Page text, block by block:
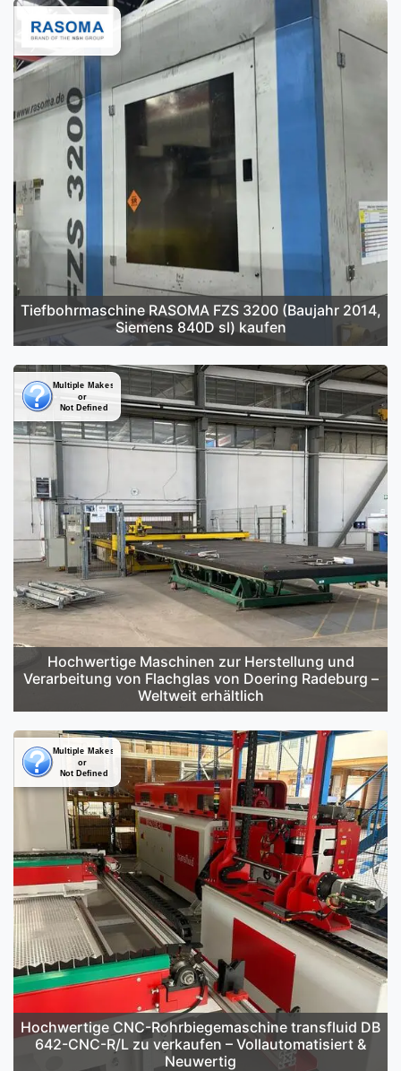
Tiefbohrmaschine RASOMA FZS 3200 (Baujahr 2014,
Siemens 840D sl) kaufen
Hochwertige Maschinen zur Herstellung und
Verarbeitung von Flachglas von Doering Radeburg –
Weltweit erhältlich
Hochwertige CNC-Rohrbiegemaschine transfluid DB
642-CNC-R/L zu verkaufen – Vollautomatisiert &
Neuwertig